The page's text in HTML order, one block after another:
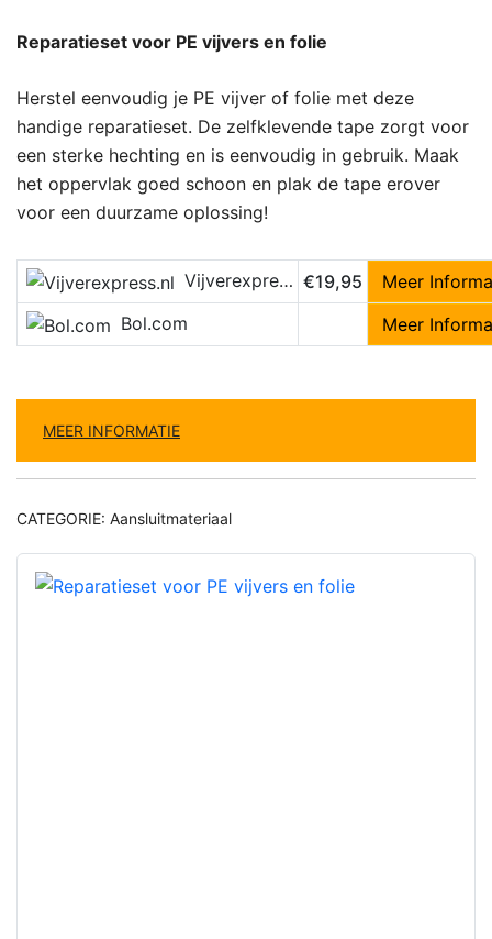
Reparatieset voor PE vijvers en folie
Herstel eenvoudig je PE vijver of folie met deze
handige reparatieset. De zelfklevende tape zorgt voor
een sterke hechting en is eenvoudig in gebruik. Maak
het oppervlak goed schoon en plak de tape erover
voor een duurzame oplossing!
Vijverexpress.nl €19,95
Meer
Bol.com
Meer
MEER INFORMATIE
CATEGORIE: Aansluitmateriaal